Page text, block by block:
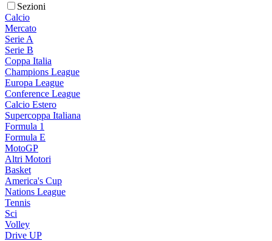
Sezioni
Calcio
Mercato
Serie A
Serie B
Coppa Italia
Champions League
Europa League
Conference League
Calcio Estero
Supercoppa Italiana
Formula 1
Formula E
MotoGP
Altri Motori
Basket
America's Cup
Nations League
Tennis
Sci
Volley
Drive UP